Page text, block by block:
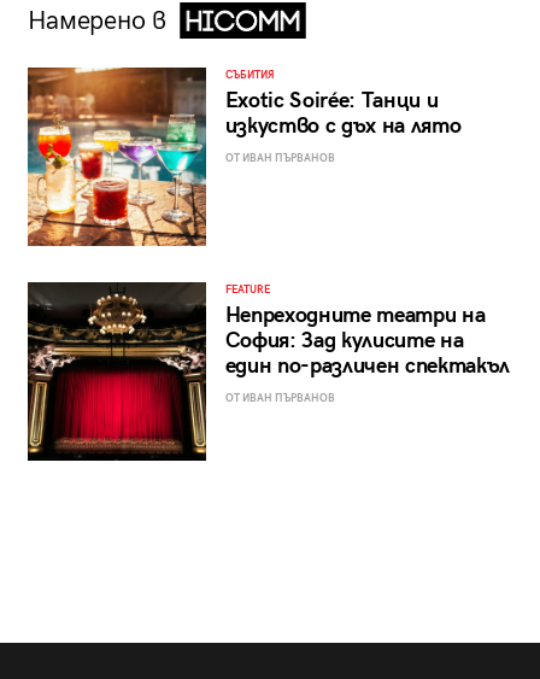
Намерено в
СЪБИТИЯ
Exotic Soirée: Танци и
изкуство с дъх на лято
ОТ ИВАН ПЪРВАНОВ
FEATURE
Непреходните театри на
София: Зад кулисите на
един по-различен спектакъл
ОТ ИВАН ПЪРВАНОВ